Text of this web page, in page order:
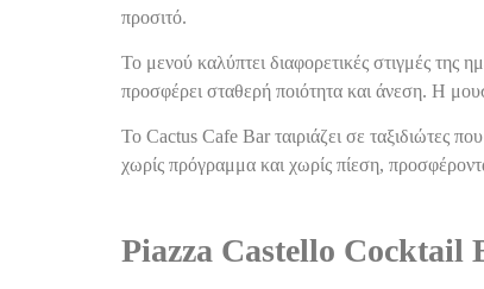
προσιτό.
Το μενού καλύπτει διαφορετικές στιγμές
προσφέρει σταθερή ποιότητα και άνεση. Η
Το Cactus Cafe Bar ταιριάζει σε ταξιδιώτες
χωρίς πρόγραμμα και χωρίς πίεση,
Piazza Castello Cocktail